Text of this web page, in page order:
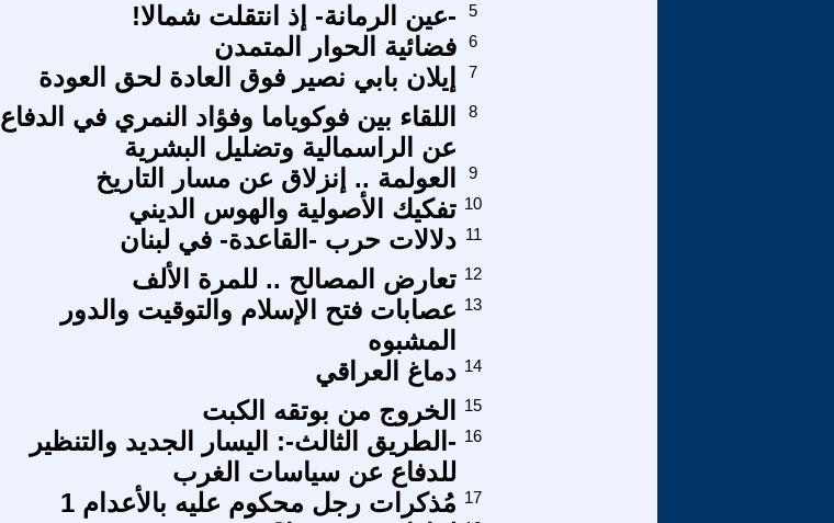
-عين الرمانة- إذ انتقلت شمالا!
5
فضائية الحوار المتمدن
6
إيلان بابي نصير فوق العادة لحق العودة 7
اللقاء بين فوكوياما وفؤاد النمري في الدفاع
عن الراسمالية وتضليل البشرية
8
العولمة .. إنزلاق عن مسار التاريخ
9
تفكيك الأصولية والهوس الديني 10
دلالات حرب -القاعدة- في لبنان 11
تعارض المصالح .. للمرة الألف 12
عصابات فتح الإسلام والتوقيت والدور
المشبوه
13
دماغ العراقي 14
الخروج من بوتقه الكبت
15
-الطريق الثالث-: اليسار الجديد والتنظير
للدفاع عن سياسات الغرب
16
مُذكرات رجل محكوم عليه بالأعدام 1 17